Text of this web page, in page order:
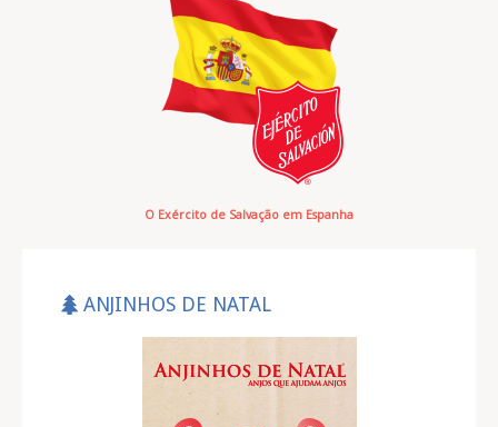
O Exército de Salvação em Espanha
ANJINHOS DE NATAL